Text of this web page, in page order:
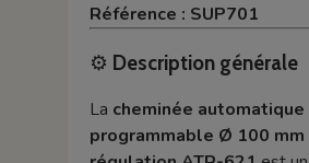
Référence : SUP701
⚙️ Description générale
La cheminée automatique
programmable Ø 100 mm